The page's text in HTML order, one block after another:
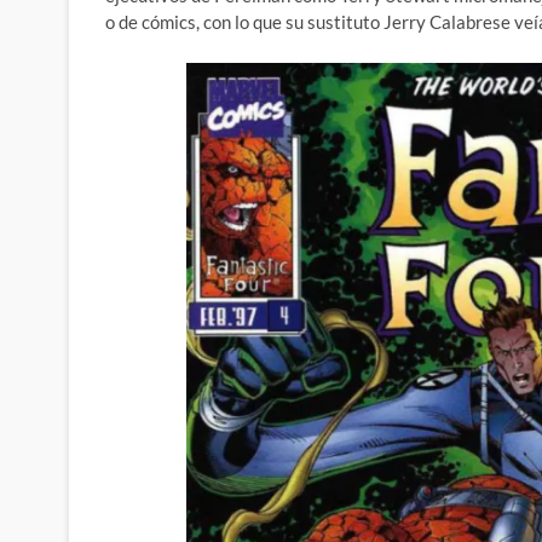
o de cómics, con lo que su sustituto Jerry Calabrese